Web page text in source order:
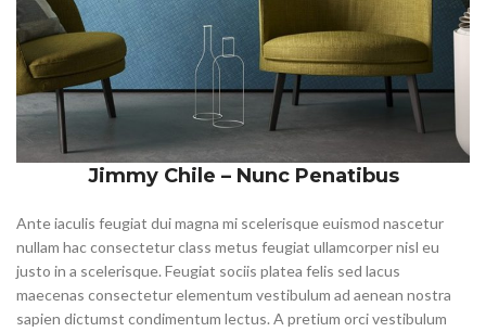
Jimmy Chile – Nunc Penatibus
Ante iaculis feugiat dui magna mi scelerisque euismod nascetur
nullam hac consectetur class metus feugiat ullamcorper nisl eu
justo in a scelerisque. Feugiat sociis platea felis sed lacus
maecenas consectetur elementum vestibulum ad aenean nostra
sapien dictumst condimentum lectus. A pretium orci vestibulum